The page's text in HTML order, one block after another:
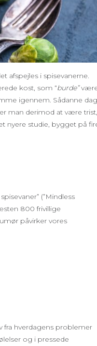
afspejles i spisevanerne.
kost, som “burde”
igennem. Sådanne
man derimod at være trist,
nyere studie, bygget på
(”Mindless
800 frivillige
påvirker vores
fra hverdagens problemer
og i pressede